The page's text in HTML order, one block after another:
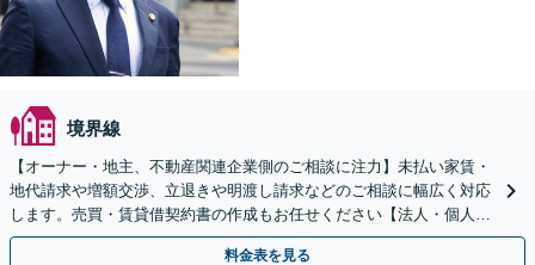
境界線
【オーナー・地主、不動産関連企業側のご相談に注力】未払い家賃・
地代請求や増額交渉、立退きや明渡し請求などのご相談に幅広く対応
します。売買・賃貸借契約書の作成もお任せください【法人・個人事
業主は初回相談無料】借地非訟や共有不動産の分割にも対応
料金表を見る